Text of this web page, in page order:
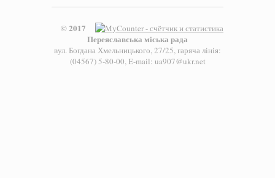
© 2017
Переяславська міська рада
вул. Богдана Хмельницького, 27/25, гаряча лінія:
(04567) 5-80-00, E-mail: ua907@ukr.net